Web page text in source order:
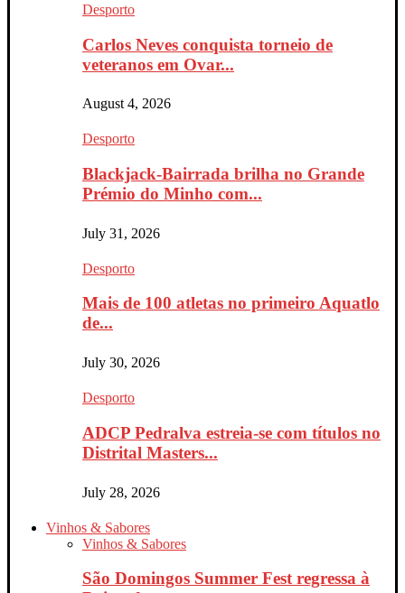
Desporto
Carlos Neves conquista torneio de
veteranos em Ovar...
August 4, 2026
Desporto
Blackjack-Bairrada brilha no Grande
Prémio do Minho com...
July 31, 2026
Desporto
Mais de 100 atletas no primeiro Aquatlo
de...
July 30, 2026
Desporto
ADCP Pedralva estreia-se com títulos no
Distrital Masters...
July 28, 2026
Vinhos & Sabores
Vinhos & Sabores
São Domingos Summer Fest regressa à